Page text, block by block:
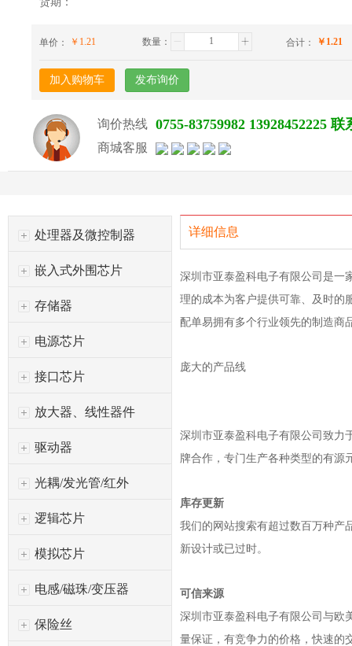
单价： ￥ 1.21 数量： 合计： ￥ 1.21
加入购物车 发布询价
询价热线 0755-83759982 13928452225
商城客服
处理器及微控制器
嵌入式外围芯片
存储器
电源芯片
接口芯片
放大器、线性器件
驱动器
光耦/发光管/红外
逻辑芯片
模拟芯片
电感/磁珠/变压器
保险丝
详细信息
深圳市亚泰盈科电子有限公司是一
理的成本为客户提供可靠、及时的
配单易拥有多个行业领先的制造商
庞大的产品线
深圳市亚泰盈科电子有限公司致力
牌合作，专门生产各种类型的有源
库存更新
我们的网站搜索有超过数百万种产
新设计或已过时。
可信来源
深圳市亚泰盈科电子有限公司与欧
量保证，有竞争力的价格，快速的